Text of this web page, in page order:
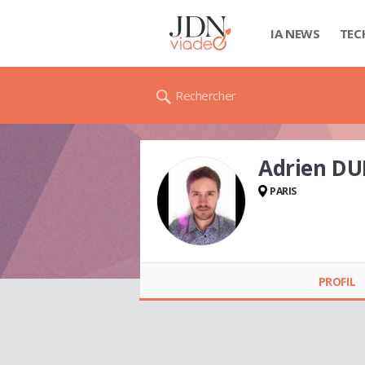
IA NEWS
Rechercher
Adrien
PARIS
PROFIL